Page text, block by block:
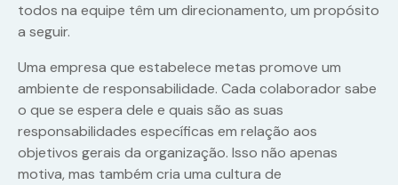
todos na equipe têm um direcionamento, um propósito
a seguir.
Uma empresa que estabelece metas promove um
ambiente de responsabilidade. Cada colaborador sabe
o que se espera dele e quais são as suas
responsabilidades específicas em relação aos
objetivos gerais da organização. Isso não apenas
motiva, mas também cria uma cultura de